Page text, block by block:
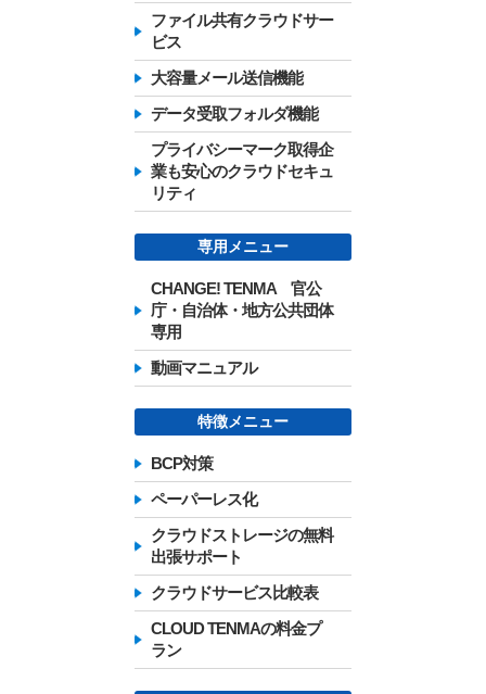
ファイル共有クラウドサー
ビス
大容量メール送信機能
データ受取フォルダ機能
プライバシーマーク取得企
業も安心のクラウドセキュ
リティ
専用メニュー
CHANGE! TENMA 官公
庁・自治体・地方公共団体
専用
動画マニュアル
特徴メニュー
BCP対策
ペーパーレス化
クラウドストレージの無料
出張サポート
クラウドサービス比較表
CLOUD TENMAの料金プ
ラン